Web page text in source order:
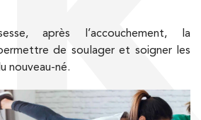
après l’accouchement, la
de soulager et soigner les
nouveau-né.